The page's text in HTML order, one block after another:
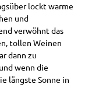
lockt warme
und
verwöhnt das
tollen Weinen
dann zu
wenn die
längste Sonne in